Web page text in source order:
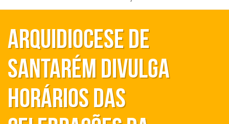
Arquidiocese de
Santarém divulga
horários das